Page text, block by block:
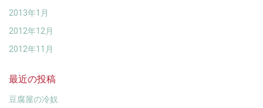
2013年1月
2012年12月
2012年11月
最近の投稿
豆腐屋の冷奴